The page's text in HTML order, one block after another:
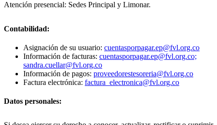
Atención presencial: Sedes Principal y Limonar.
Contabilidad:
Asignación de su usuario: cuentasporpagar.ep@fvl.org.co
Información de facturas: cuentasporpagar.ep@fvl.org.co;
sandra.cuellar@fvl.org.co
Información de pagos: proveedorestesoreria@fvl.org.co
Factura electrónica: factura_electronica@fvl.org.co
Datos personales: